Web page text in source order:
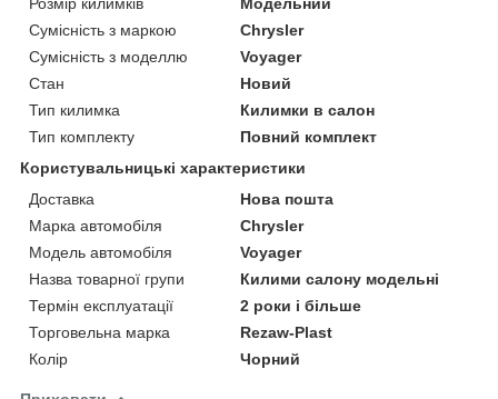
Сумісність з маркою
Chrysler
Сумісність з моделлю
Voyager
Стан
Новий
Тип килимка
Килимки в салон
Тип комплекту
Повний комплект
Користувальницькі характеристики
Доставка
Нова пошта
Марка автомобіля
Chrysler
Модель автомобіля
Voyager
Назва товарної групи
Килими салону модельні
Термін експлуатації
2 роки і більше
Торговельна марка
Rezaw-Plast
Колір
Чорний